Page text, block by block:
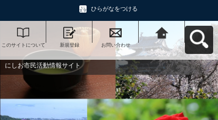
ひらがなをつける
このサイトについて 新規登録 お問い合わせ
にしお市民活動情報
サイトへ戻る
にしお市民活動情報サイト